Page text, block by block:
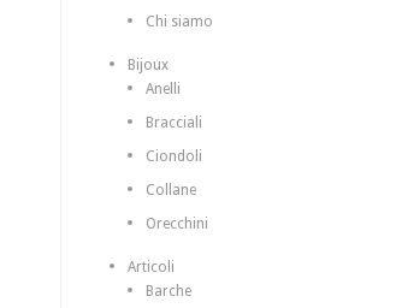
Chi siamo
Bijoux
Anelli
Bracciali
Ciondoli
Collane
Orecchini
Articoli
Barche